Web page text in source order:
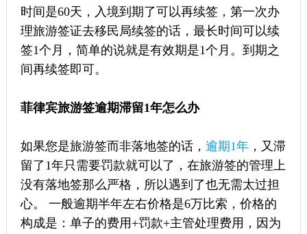
时间是60天，入境到期了可以再续签，第一次办
理旅游签证去移民局续签的话，最长时间可以续
签1个月，简单的说就是有效期是1个月。到期之
间再续签即可。
菲律宾旅游签逾期滞留1年怎么办
如果您是旅游签而非落地签的话， 逾期1年，又滞
留了1年只需要罚款就可以了，在旅游签的管理上
没有落地签那么严格，所以遇到了也无需太过担
心。 一般逾期半年左右价格是6万比索，价格的
构成是：单子的费用+罚款+主管处理费用，因为